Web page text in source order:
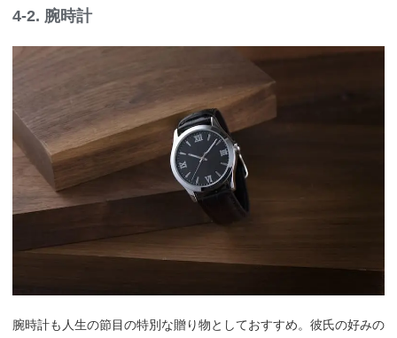
4-2. 腕時計
腕時計も人生の節目の特別な贈り物としておすすめ。彼氏の好みの